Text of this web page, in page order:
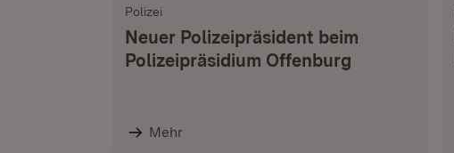
Polizei
Neuer Polizeipräsident beim
Polizeipräsidium Offenburg
Mehr